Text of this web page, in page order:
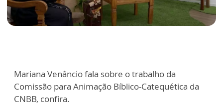
Mariana Venâncio fala sobre o trabalho da
Comissão para Animação Bíblico-Catequética da
CNBB, confira.